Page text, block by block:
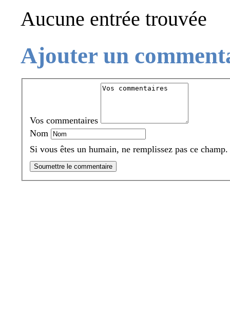
Aucune entrée trouvée
Ajouter un
Vos commentaires
Nom
Si vous êtes un humain, ne remplissez pas ce champ.